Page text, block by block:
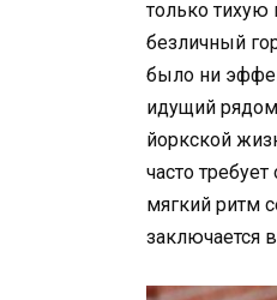
только тихую
безличный
было ни
идущий
йоркской
часто
мягкий ритм
заключается